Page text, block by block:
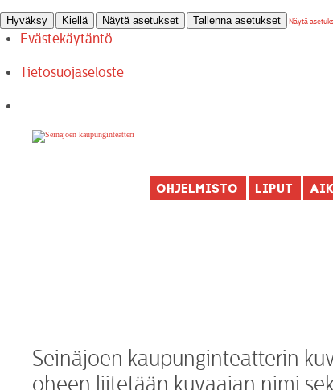
Hyväksy Kiellä Näytä asetukset Tallenna asetukset Näytä
Evästekäytäntö
Tietosuojaseloste
Ohjelmisto Liput
Seinäjoen kaupunginteatterin
oheen liitetään kuvaajan nimi